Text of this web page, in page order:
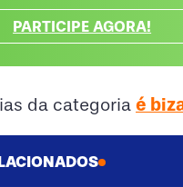
PARTICIPE AGORA!
da categoria é